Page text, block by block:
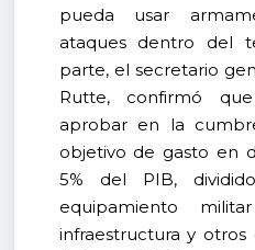
pueda usar
ataques dentro del
parte, el secretario
Rutte, confirmó
aprobar en la
objetivo de gasto en
5% del PIB,
equipamiento
infraestructura y otros